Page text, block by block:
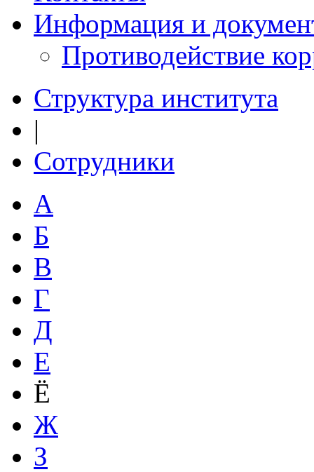
Информация и
Противодействие
Структура института
|
Сотрудники
А
Б
В
Г
Д
Е
Ё
Ж
З